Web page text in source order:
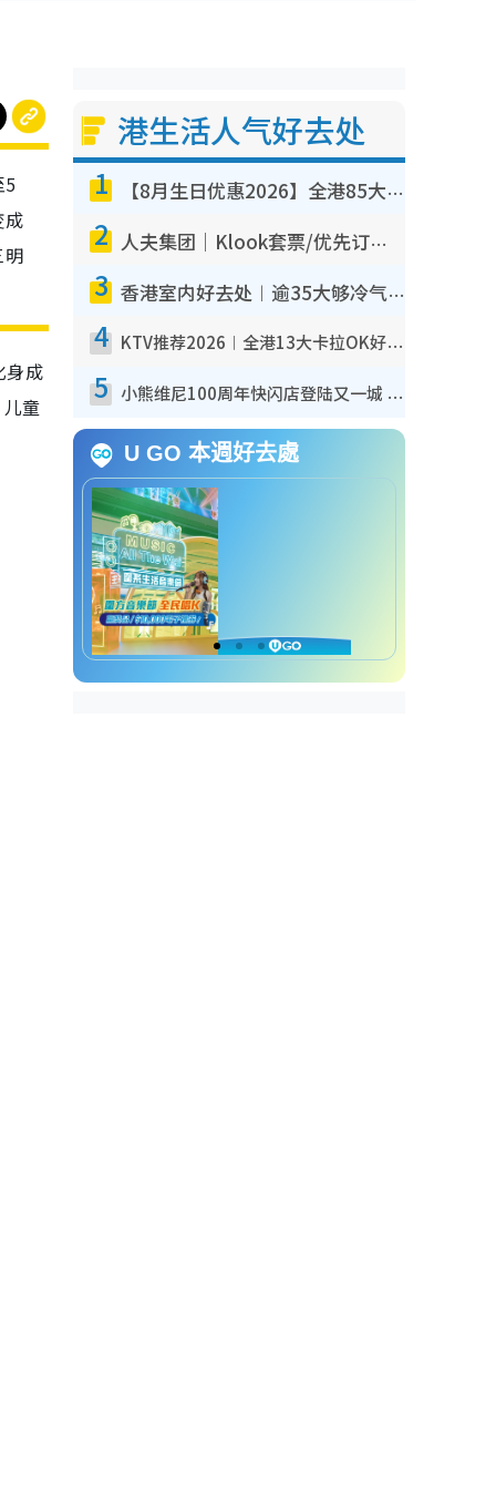
明
身成
童
港生活人气好去处
1 【8月生日优惠2026】全港85大食买玩著数攻略 自助餐/火锅放题同行免费＋诚品/DONKI送现金券
2 人夫集团｜Klook套票/优先订票/公开售票抢票攻略！附票价.购票连结.场地座位表
3 香港室内好去处︱逾35大够冷气室内好去处推荐 室内活动免费避雨无惧下雨
4 KTV推荐2026︱全港13大卡拉OK好去处！最低36元起 日语歌都有！(附地址+收费详情)
5 小熊维尼100周年快闪店登陆又一城 重现百亩森林经典场景／独家限定盲盒登场／专属DIY香水
U GO 本週好去處